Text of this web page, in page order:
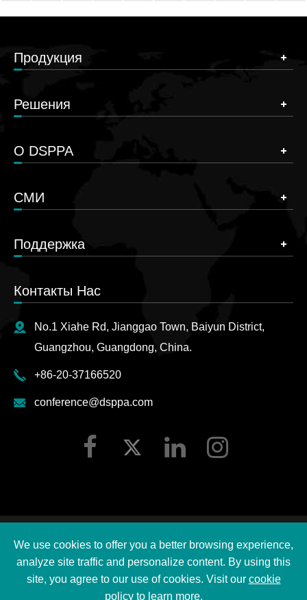
Продукция
Решения
О DSPPA
СМИ
Поддержка
Контакты Нас
No.1 Xiahe Rd, Jianggao Town, Baiyun District,
Guangzhou, Guangdong, China.
+86-20-37166520
conference@dsppa.com
Ltd.
Все права защищены.
Карта сайта
|
DSPPA Политика конфиденциальности
We use cookies to offer you a better browsing experience,
analyze site traffic and personalize content. By using this
site, you agree to our use of cookies. Visit our cookie
policyto learn more.